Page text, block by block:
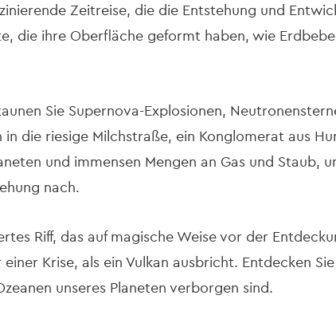
Zeitreise, die die Entstehung und
die ihre Oberfläche geformt haben, wie
Sie Supernova-Explosionen,
in die riesige Milchstraße, ein Konglomerat aus
und immensen Mengen an Gas und Staub,
nach.
Riff, das auf magische Weise vor der
Krise, als ein Vulkan ausbricht. Entdecken
unseres Planeten verborgen sind.